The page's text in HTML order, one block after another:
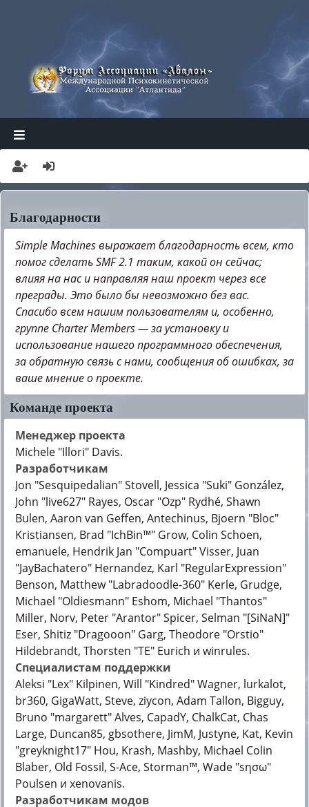
АТЛАНТИДА
АВАЛОН ФОРУМ
Благодарности
Simple Machines выражает благодарность всем, кто
помог сделать SMF 2.1 таким, какой он сейчас;
влияя на нас и направляя наш проект через все
преграды. Это было бы невозможно без вас.
Спасибо всем нашим пользователям и, особенно,
группе Charter Members — за установку и
использование нашего программного обеспечения,
за обратную связь с нами, сообщения об ошибках, за
ваше мнение о проекте.
Команде проекта
Менеджер проекта
Michele "Illori" Davis.
Разработчикам
Jon "Sesquipedalian" Stovell, Jessica "Suki" González,
John "live627" Rayes, Oscar "Ozp" Rydhé, Shawn
Bulen, Aaron van Geffen, Antechinus, Bjoern "Bloc"
Kristiansen, Brad "IchBin™" Grow, Colin Schoen,
emanuele, Hendrik Jan "Compuart" Visser, Juan
"JayBachatero" Hernandez, Karl "RegularExpression"
Benson, Matthew "Labradoodle-360" Kerle, Grudge,
Michael "Oldiesmann" Eshom, Michael "Thantos"
Miller, Norv, Peter "Arantor" Spicer, Selman "[SiNaN]"
Eser, Shitiz "Dragooon" Garg, Theodore "Orstio"
Hildebrandt, Thorsten "TE" Eurich и winrules.
Специалистам поддержки
Aleksi "Lex" Kilpinen, Will "Kindred" Wagner, lurkalot,
br360, GigaWatt, Steve, ziycon, Adam Tallon, Bigguy,
Bruno "margarett" Alves, CapadY, ChalkCat, Chas
Large, Duncan85, gbsothere, JimM, Justyne, Kat, Kevin
"greyknight17" Hou, Krash, Mashby, Michael Colin
Blaber, Old Fossil, S-Ace, Storman™, Wade "sησω"
Poulsen и xenovanis.
Разработчикам модов